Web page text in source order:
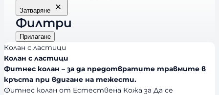
Затваряне
Филтри
Прилагане
Колан с ластици
Колан с ластици
Фитнес колан – за да предотвратите травмите в
кръста при вдигане на тежести.
Фитнес колан от Естествена Кожа за Да се